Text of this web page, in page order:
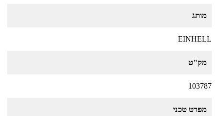
מותג
EINHELL
מק"ט
103787
מפרט טכני